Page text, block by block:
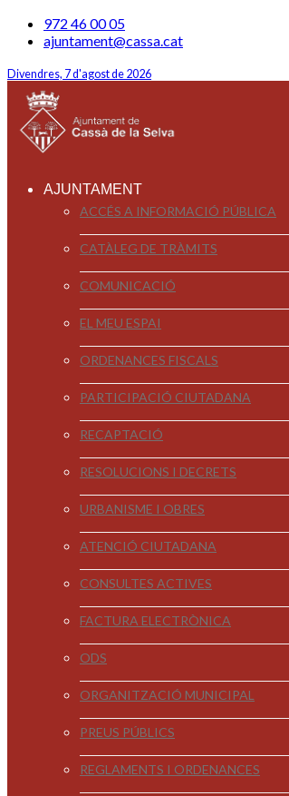
972 46 00 05
ajuntament@cassa.cat
Divendres, 7 d'agost de 2026
AJUNTAMENT
ACCÉS A INFORMACIÓ PÚBLICA
CATÀLEG DE TRÀMITS
COMUNICACIÓ
EL MEU ESPAI
ORDENANCES FISCALS
PARTICIPACIÓ CIUTADANA
RECAPTACIÓ
RESOLUCIONS I DECRETS
URBANISME I OBRES
ATENCIÓ CIUTADANA
CONSULTES ACTIVES
FACTURA ELECTRÒNICA
ODS
ORGANITZACIÓ MUNICIPAL
PREUS PÚBLICS
REGLAMENTS I ORDENANCES